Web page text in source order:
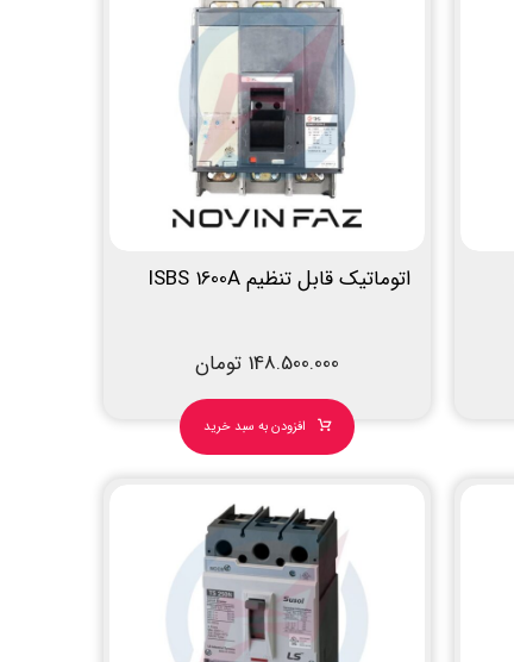
اتوماتیک قابل تنظیم ISBS 1600A
148.500.000 تومان
افزودن به سبد خرید